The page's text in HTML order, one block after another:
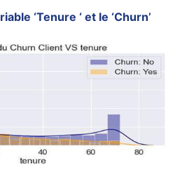
‘Tenure ‘ et le ‘Churn’